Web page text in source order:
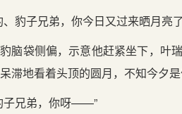
、豹子兄弟，你今日又过来晒月
脑袋侧偏，示意他赶紧坐下，叶
滞地看着头顶的圆月，不知今夕
子兄弟，你呀——”